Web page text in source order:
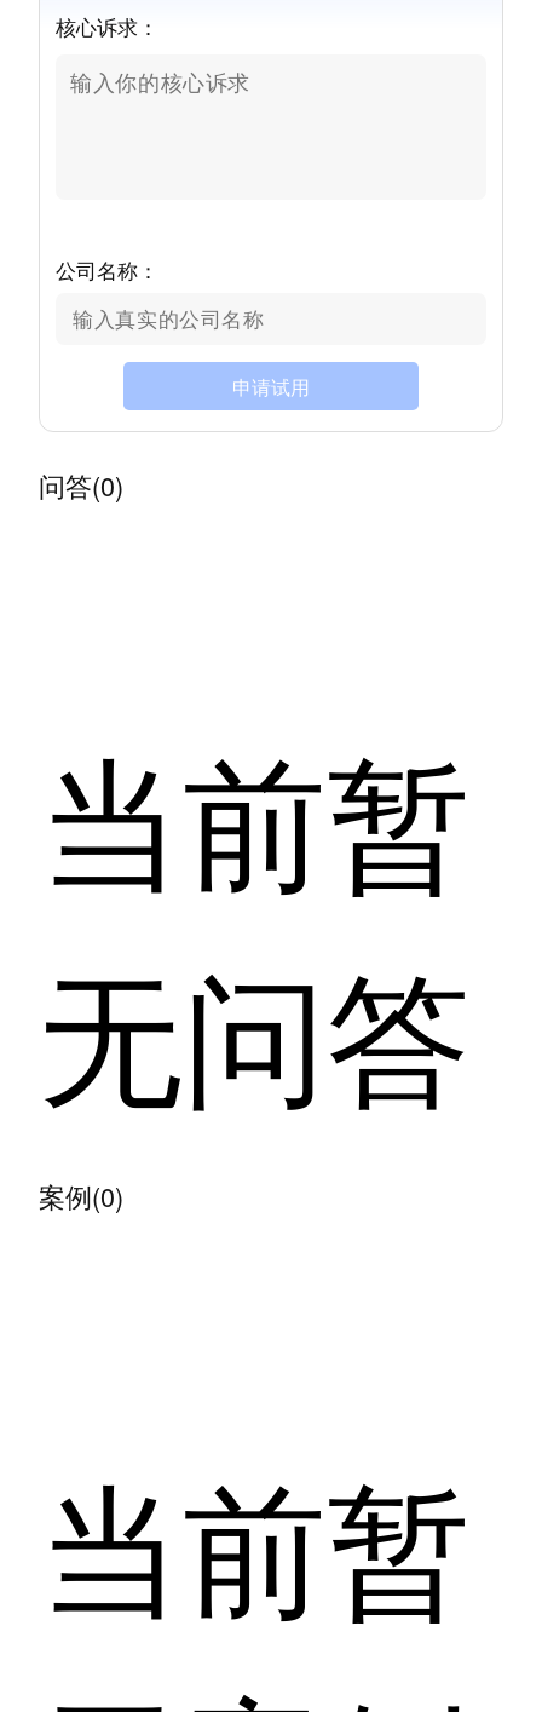
核心诉求：
公司名称：
申请试用
问答(0)
当前暂
无问答
案例(0)
当前暂